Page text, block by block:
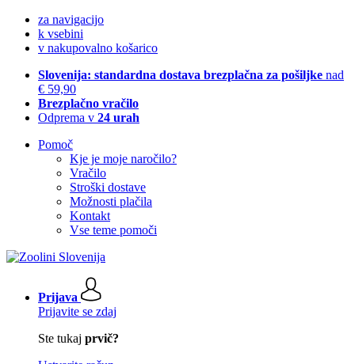
za navigacijo
k vsebini
v nakupovalno košarico
Slovenija: standardna dostava brezplačna za pošiljke nad
€ 59,90
Brezplačno vračilo
Odprema v 24 urah
Pomoč
Kje je moje naročilo?
Vračilo
Stroški dostave
Možnosti plačila
Kontakt
Vse teme pomoči
Prijava
Prijavite se zdaj
Ste tukaj prvič?